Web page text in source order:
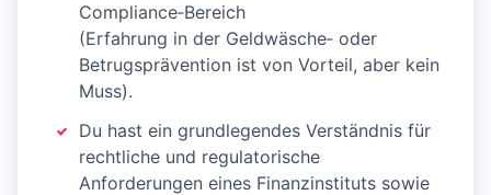
Compliance‑Bereich
(Erfahrung in der Geldwäsche‑ oder
Betrugsprävention ist von Vorteil, aber kein
Muss).
Du hast ein grundlegendes Verständnis für
rechtliche und regulatorische
Anforderungen eines Finanzinstituts sowie